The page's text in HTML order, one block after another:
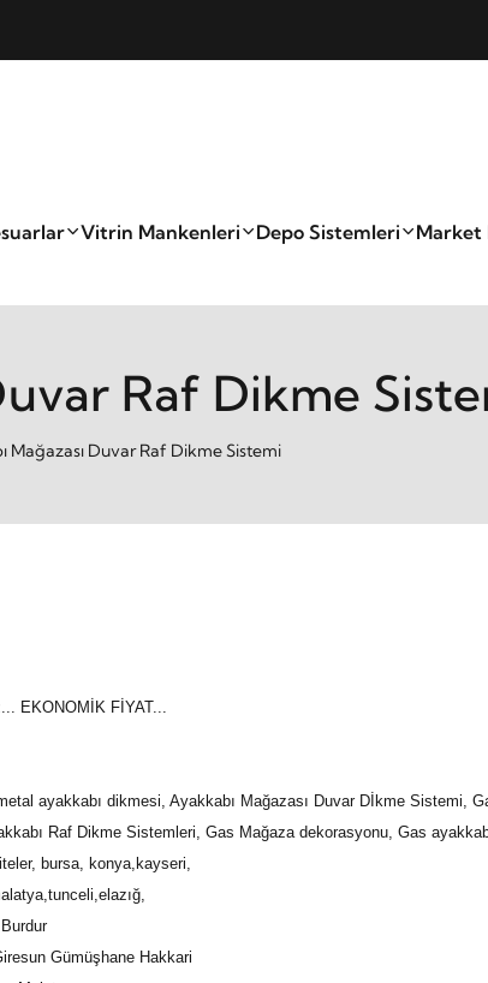
Vitrin Mankenleri Depo Sistemleri Market
Raf Dikme
Mağazası Duvar Raf Dikme Sistemi
EKONOMİK FİYAT...
ayakkabı dikmesi, Ayakkabı Mağazası Duvar Dİkme Sistemi,
Raf Dikme Sistemleri, Gas Mağaza dekorasyonu, Gas
bursa, konya,kayseri,
Gümüşhane Hakkari